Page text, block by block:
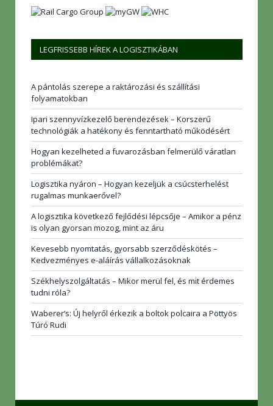
LEGFRISSEBB HÍREK A LOGISZTIKÁBAN
A pántolás szerepe a raktározási és szállítási
folyamatokban
Ipari szennyvízkezelő berendezések – Korszerű
technológiák a hatékony és fenntartható működésért
Hogyan kezelheted a fuvarozásban felmerülő váratlan
problémákat?
Logisztika nyáron – Hogyan kezeljük a csúcsterhelést
rugalmas munkaerővel?
A logisztika következő fejlődési lépcsője – Amikor a pénz
is olyan gyorsan mozog, mint az áru
Kevesebb nyomtatás, gyorsabb szerződéskötés –
Kedvezményes e-aláírás vállalkozásoknak
Székhelyszolgáltatás – Mikor merül fel, és mit érdemes
tudni róla?
Waberer’s: Új helyről érkezik a boltok polcaira a Pöttyös
Túró Rudi